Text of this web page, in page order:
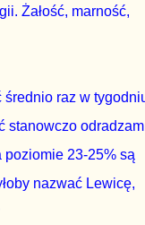
Żałość, marność,
średnio raz w
stanowczo odradzam
23-25% są
nazwać Lewicę,